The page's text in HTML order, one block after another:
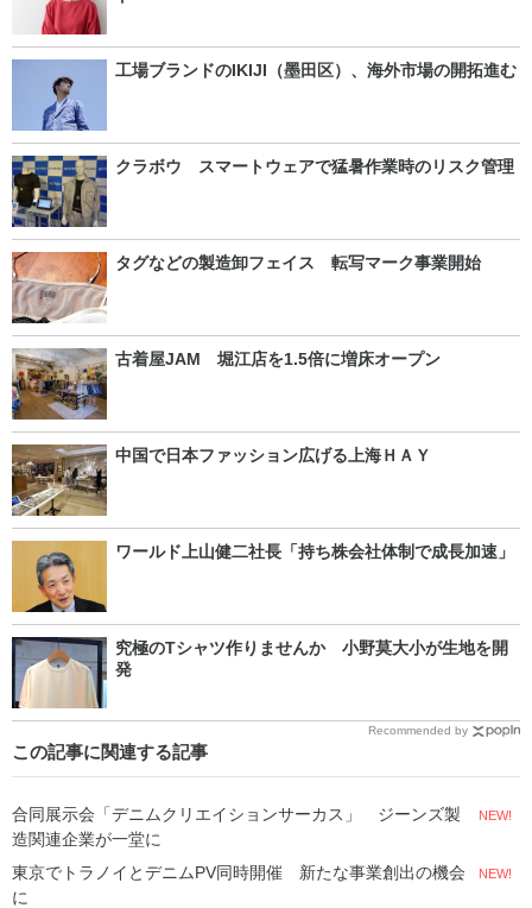
工場ブランドのIKIJI（墨田区）、海外市場の開拓進む
クラボウ スマートウェアで猛暑作業時のリスク管理
タグなどの製造卸フェイス 転写マーク事業開始
古着屋JAM 堀江店を1.5倍に増床オープン
中国で日本ファッション広げる上海ＨＡＹ
ワールド上山健二社長「持ち株会社体制で成長加速」
究極のTシャツ作りませんか 小野莫大小が生地を開
発
Recommended by
この記事に関連する記事
合同展示会「デニムクリエイションサーカス」 ジーンズ製
造関連企業が一堂に
NEW!
東京でトラノイとデニムPV同時開催 新たな事業創出の機会
に
NEW!